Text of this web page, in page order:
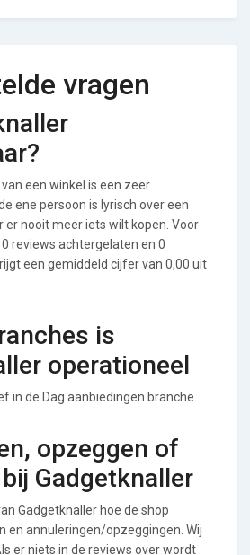
vragen
een winkel is een zeer
ene persoon is lyrisch over een
er nooit meer iets wilt kopen. Voor
reviews achtergelaten en 0
een gemiddeld cijfer van 0,00 uit
is
operationeel
in de Dag aanbiedingen branche.
opzeggen of
Gadgetknaller
Gadgetknaller hoe de shop
en annuleringen/opzeggingen. Wij
er niets in de reviews over wordt